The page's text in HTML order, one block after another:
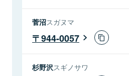
菅沼スガヌマ
944-0057
杉野沢スギノサワ